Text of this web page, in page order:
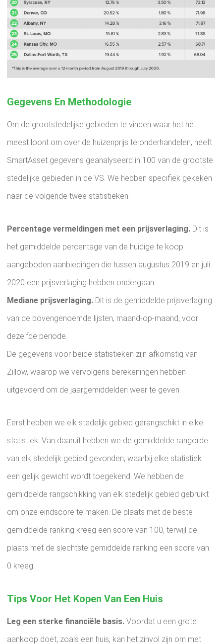
Gegevens En Methodologie
Om de grootstedelijke gebieden te vinden waar het het
meest loont om over de huizenprijs te onderhandelen, heeft
SmartAsset gegevens geanalyseerd in 100 van de grootste
stedelijke gebieden in de VS. We hebben specifiek gekeken
naar de volgende twee statistieken:
Percentage vermeldingen met een prijsverlaging. Dit is
het gemiddelde percentage van de huidige te koop
aangeboden aanbiedingen die tussen augustus 2019 en juli
2020 een prijsverlaging hebben ondergaan.
Mediane prijsverlaging. Dit is de gemiddelde prijsverlaging
van de bovengenoemde lijsten, maand-op-maand, voor
dezelfde periode.
De gegevens voor beide statistieken zijn afkomstig van
Zillow, waarop we vervolgens berekeningen hebben
uitgevoerd om de jaargemiddelden weer te geven.
Eerst hebben we elk stedelijk gebied gerangschikt in elke
statistiek. Van daaruit hebben we de gemiddelde rangorde
van elk stedelijk gebied gevonden, waarbij elke statistiek
een gelijk gewicht wordt toegekend. We hebben de
gemiddelde rangschikking van elk stedelijk gebied gebruikt
om onze eindscore te maken. De plaats met de beste
gemiddelde ranking kreeg een score van 100, terwijl de
plaats met de slechtste gemiddelde ranking een score van
0 kreeg.
Tips Voor Het Kopen Van Een Huis
Leg een sterke financiële basis. Voordat u een grote
aankoop doet, zoals een huis, kan het zinvol zijn om met